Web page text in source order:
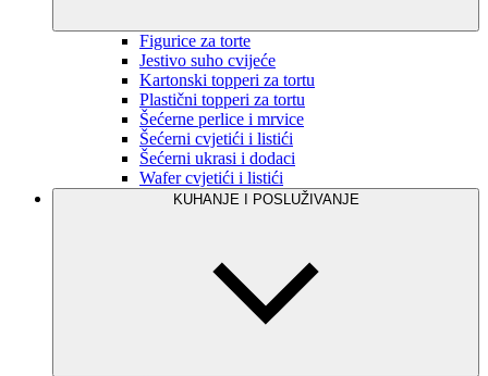
Figurice za torte
Jestivo suho cvijeće
Kartonski topperi za tortu
Plastični topperi za tortu
Šećerne perlice i mrvice
Šećerni cvjetići i listići
Šećerni ukrasi i dodaci
Wafer cvjetići i listići
KUHANJE I POSLUŽIVANJE